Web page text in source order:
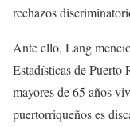
rechazos
Ante ello, Lang
Estadísticas de Puerto
mayores de 65 años
puertorriqueños es